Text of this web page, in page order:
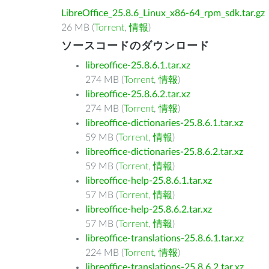
LibreOffice_25.8.6_Linux_x86-64_rpm_sdk.tar.gz
26 MB (Torrent,情報)
ソースコードのダウンロード
libreoffice-25.8.6.1.tar.xz
274 MB (Torrent,情報)
libreoffice-25.8.6.2.tar.xz
274 MB (Torrent,情報)
libreoffice-dictionaries-25.8.6.1.tar.xz
59 MB (Torrent,情報)
libreoffice-dictionaries-25.8.6.2.tar.xz
59 MB (Torrent,情報)
libreoffice-help-25.8.6.1.tar.xz
57 MB (Torrent,情報)
libreoffice-help-25.8.6.2.tar.xz
57 MB (Torrent,情報)
libreoffice-translations-25.8.6.1.tar.xz
224 MB (Torrent,情報)